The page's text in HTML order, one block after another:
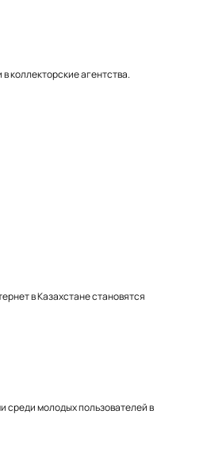
коллекторские агентства.
в Казахстане становятся
среди молодых пользователей в